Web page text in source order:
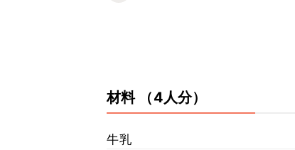
材料 （4人分）
牛乳